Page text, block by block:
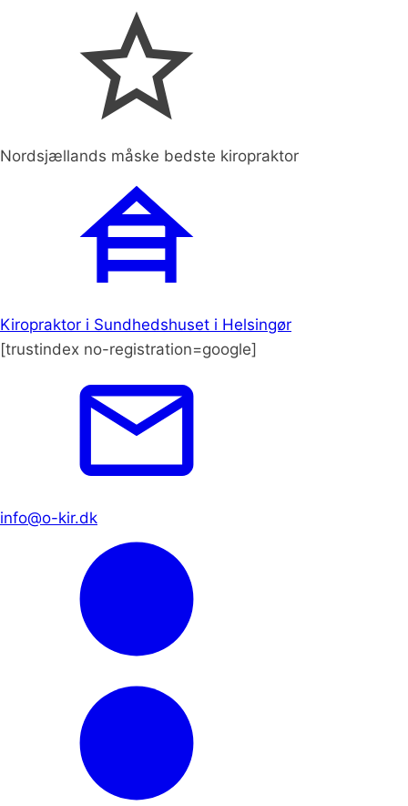
Nordsjællands måske bedste kiropraktor
Kiropraktor i Sundhedshuset i Helsingør
[trustindex no-registration=google]
info@o-kir.dk